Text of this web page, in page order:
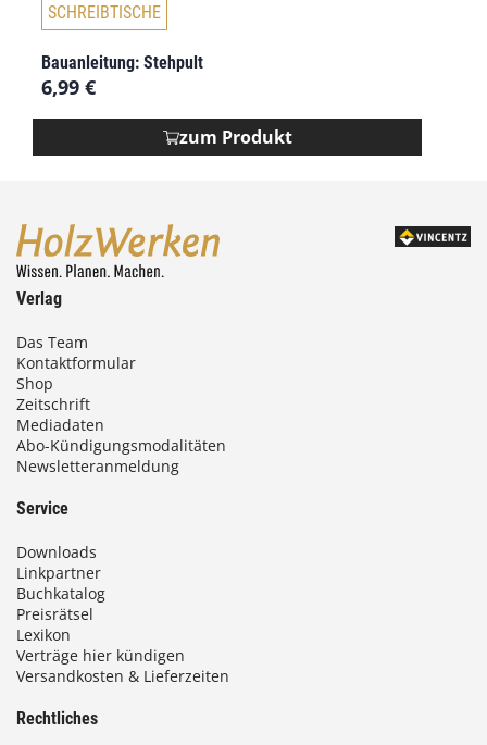
SCHREIBTISCHE
Bauanleitung: Stehpult
6,99 €
zum Produkt
Verlag
Das Team
Kontaktformular
Shop
Zeitschrift
Mediadaten
Abo-Kündigungsmodalitäten
Newsletteranmeldung
Service
Downloads
Linkpartner
Buchkatalog
Preisrätsel
Lexikon
Verträge hier kündigen
Versandkosten & Lieferzeiten
Rechtliches